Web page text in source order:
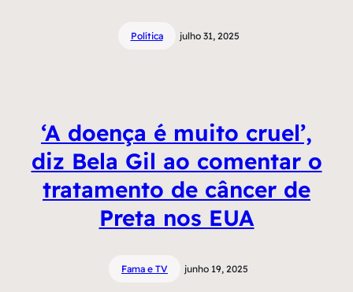
Política julho 31, 2025
‘A doença é muito cruel’,
diz Bela Gil ao comentar o
tratamento de câncer de
Preta nos EUA
Fama e TV junho 19, 2025